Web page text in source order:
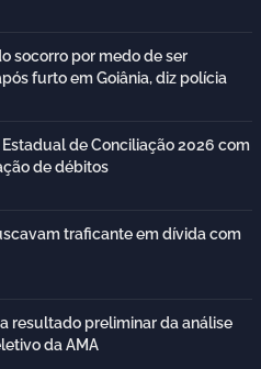
socorro por medo de ser
furto em Goiânia, diz polícia
de Conciliação 2026 com
de débitos
traficante em dívida com
resultado preliminar da análise
da AMA